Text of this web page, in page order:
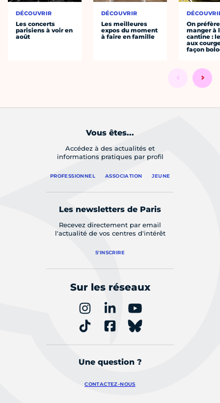
DÉCOUVRIR
Les concerts
parisiens à voir en
août
DÉCOUVRIR
Les meilleures
expos du moment
à faire en famille
On préfère
manger à
cantine :
aux
façon
Vous êtes...
Accédez à des actualités et
informations pratiques par profil
PROFESSIONNEL ASSOCIATION JEUNE
Les newsletters de Paris
Recevez directement par email
l'actualité de vos centres d'intérêt
S'INSCRIRE
Sur les réseaux
Une question ?
CONTACTEZ-NOUS